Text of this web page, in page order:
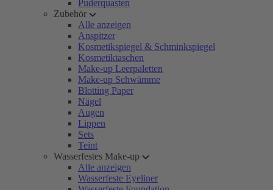
Puderquasten
Zubehör
Alle anzeigen
Anspitzer
Kosmetikspiegel & Schminkspiegel
Kosmetiktaschen
Make-up Leerpaletten
Make-up Schwämme
Blotting Paper
Nägel
Augen
Lippen
Sets
Teint
Wasserfestes Make-up
Alle anzeigen
Wasserfeste Eyeliner